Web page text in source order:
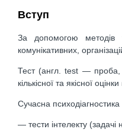
Вступ
За допомогою методів
комунікативних,
Тест (англ. test — проба,
кількісної та якісної
Сучасна психодіагностика
— тести інтелекту (задачі